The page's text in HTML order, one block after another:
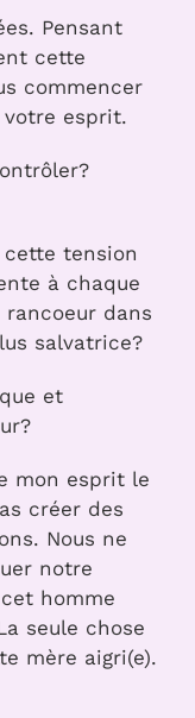
Pensant
cette
commencer
esprit.
cette tension
à chaque
dans
salvatrice?
et
mon esprit le
créer des
Nous ne
notre
homme
seule chose
mère aigri(e).